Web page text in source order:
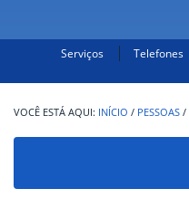
Serviços Telefones
INÍCIO / PESSOAS /